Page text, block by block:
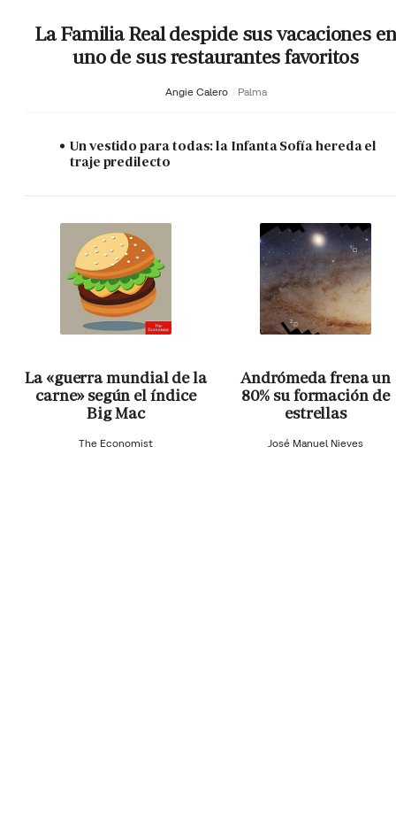
La Familia Real despide sus vacaciones en
uno de sus restaurantes favoritos
Angie Calero Palma
Un vestido para todas: la Infanta Sofía hereda el
traje predilecto
La «guerra mundial de la
carne» según el índice
Big Mac
The Economist
Andrómeda frena un
80% su formación de
estrellas
José Manuel Nieves